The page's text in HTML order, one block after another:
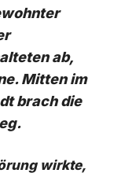
ab,
Mitten im
brach die
wirkte,